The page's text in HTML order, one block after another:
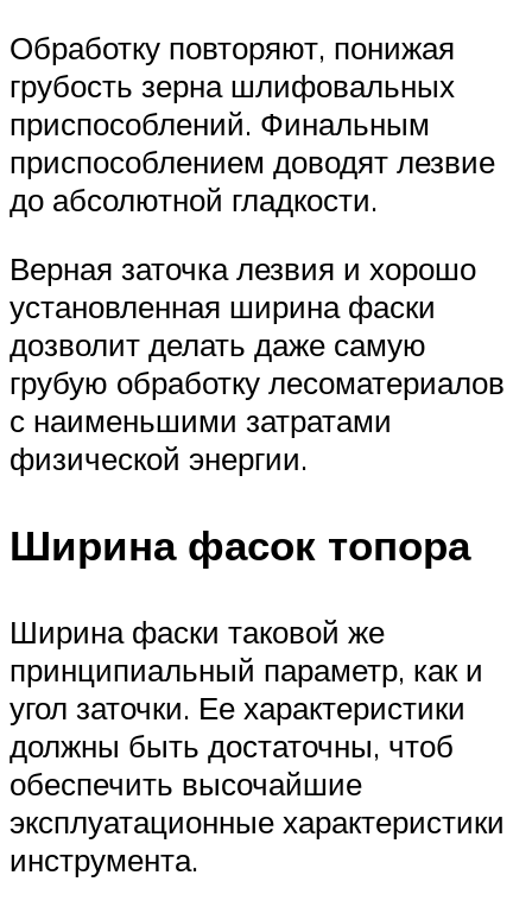
Обработку повторяют, понижая
грубость зерна шлифовальных
приспособлений. Финальным
приспособлением доводят лезвие
до абсолютной гладкости.
Верная заточка лезвия и хорошо
установленная ширина фаски
дозволит делать даже самую
грубую обработку лесоматериалов
с наименьшими затратами
физической энергии.
Ширина фасок топора
Ширина фаски таковой же
принципиальный параметр, как и
угол заточки. Ее характеристики
должны быть достаточны, чтоб
обеспечить высочайшие
эксплуатационные характеристики
инструмента.